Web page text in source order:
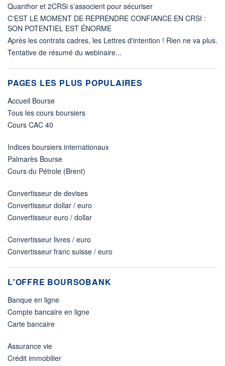
Quanthor et 2CRSi s’associent pour sécuriser
C'EST LE MOMENT DE REPRENDRE CONFIANCE EN CRSI :
SON POTENTIEL EST ÉNORME
Après les contrats cadres, les Lettres d'intention ! Rien ne va plus.
Tentative de résumé du webinaire...
PAGES LES PLUS POPULAIRES
Accueil Bourse
Tous les cours boursiers
Cours CAC 40
Indices boursiers internationaux
Palmarès Bourse
Cours du Pétrole (Brent)
Convertisseur de devises
Convertisseur dollar / euro
Convertisseur euro / dollar
Convertisseur livres / euro
Convertisseur franc suisse / euro
L'OFFRE BOURSOBANK
Banque en ligne
Compte bancaire en ligne
Carte bancaire
Assurance vie
Crédit immobilier